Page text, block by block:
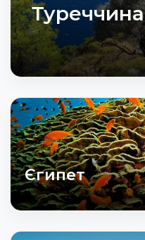
Туреччина
Єгипет